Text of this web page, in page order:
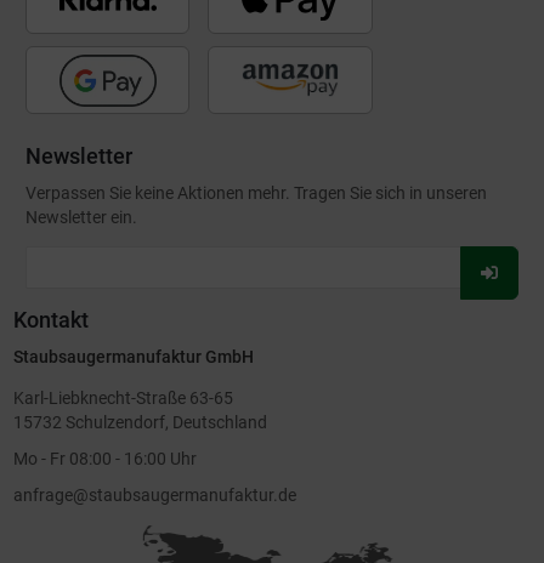
Newsletter
Verpassen Sie keine Aktionen mehr. Tragen Sie sich in unseren
Newsletter ein.
Für
Kontakt
Staubsaugermanufaktur GmbH
Karl-Liebknecht-Straße 63-65
15732 Schulzendorf, Deutschland
Mo - Fr 08:00 - 16:00 Uhr
anfrage@staubsaugermanufaktur.de